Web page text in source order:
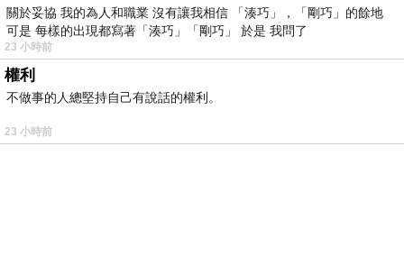
關於妥協 我的為人和職業 沒有讓我相信 「湊巧」，「剛巧」的餘地
可是 每樣的出現都寫著「湊巧」「剛巧」 於是 我問了
23 小時前
權利
不做事的人總堅持自己有說話的權利。
23 小時前